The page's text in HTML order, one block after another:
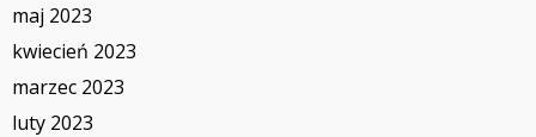
maj 2023
kwiecień 2023
marzec 2023
luty 2023